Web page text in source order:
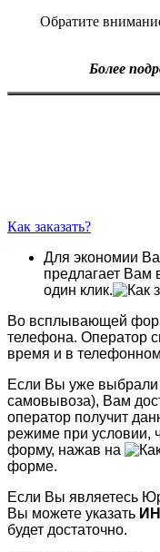
Обратите
Более
Как заказать?
Для экономии
предлагает Вам
один клик.
Во всплывающей
телефона. Оператор
время и в
Если Вы уже выбрали
самовывоза), Вам
оператор получит
режиме при условии,
форму, нажав на
форме.
Если Вы являетесь
Вы можете указать
будет достаточно.